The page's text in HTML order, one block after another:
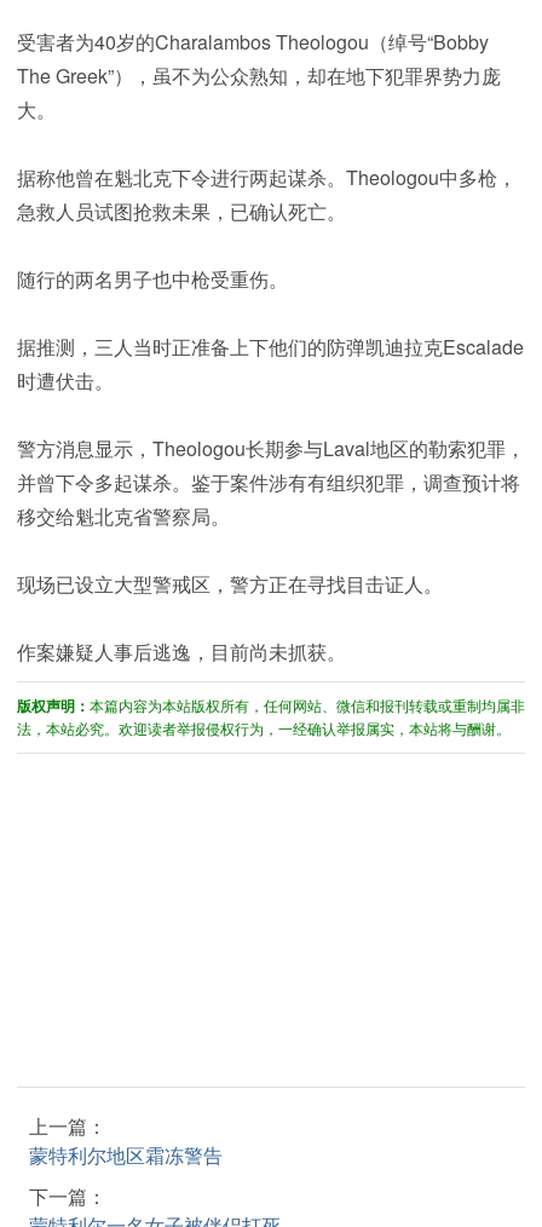
受害者为40岁的Charalambos Theologou（绰号“Bobby
The Greek”），虽不为公众熟知，却在地下犯罪界势力庞
大。
据称他曾在魁北克下令进行两起谋杀。Theologou中多枪，
急救人员试图抢救未果，已确认死亡。
随行的两名男子也中枪受重伤。
据推测，三人当时正准备上下他们的防弹凯迪拉克Escalade
时遭伏击。
警方消息显示，Theologou长期参与Laval地区的勒索犯罪，
并曾下令多起谋杀。鉴于案件涉有有组织犯罪，调查预计将
移交给魁北克省警察局。
现场已设立大型警戒区，警方正在寻找目击证人。
作案嫌疑人事后逃逸，目前尚未抓获。
版权声明： 本篇内容为本站版权所有，任何网站、微信和报刊转载或重制均属非
法，本站必究。欢迎读者举报侵权行为，一经确认举报属实，本站将与酬谢。
上一篇：
蒙特利尔地区霜冻警告
下一篇：